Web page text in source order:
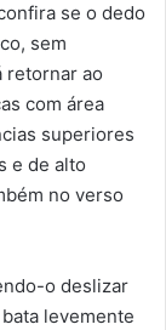
se o dedo
sem
retornar ao
com área
superiores
e de alto
no verso
o deslizar
levemente